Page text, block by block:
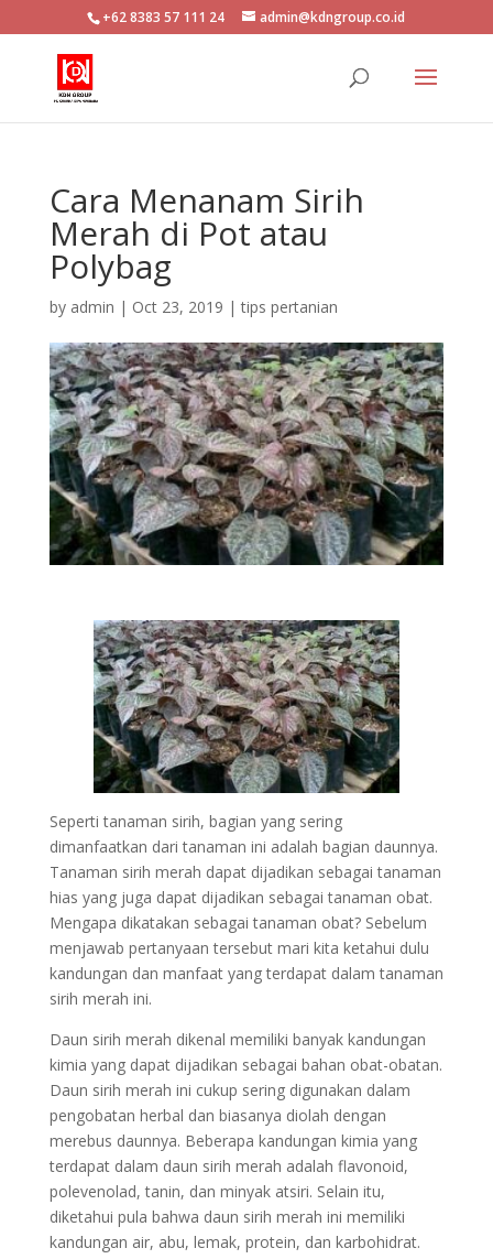
+62 8383 57 111 24 admin@kdngroup.co.id
Cara Menanam Sirih
Merah di Pot atau
Polybag
by admin | Oct 23, 2019 |tips pertanian
Seperti tanaman sirih, bagian yang sering
dimanfaatkan dari tanaman ini adalah bagian daunnya.
Tanaman sirih merah dapat dijadikan sebagai tanaman
hias yang juga dapat dijadikan sebagai tanaman obat.
Mengapa dikatakan sebagai tanaman obat? Sebelum
menjawab pertanyaan tersebut mari kita ketahui dulu
kandungan dan manfaat yang terdapat dalam tanaman
sirih merah ini.
Daun sirih merah dikenal memiliki banyak kandungan
kimia yang dapat dijadikan sebagai bahan obat-obatan.
Daun sirih merah ini cukup sering digunakan dalam
pengobatan herbal dan biasanya diolah dengan
merebus daunnya. Beberapa kandungan kimia yang
terdapat dalam daun sirih merah adalah flavonoid,
polevenolad, tanin, dan minyak atsiri. Selain itu,
diketahui pula bahwa daun sirih merah ini memiliki
kandungan air, abu, lemak, protein, dan karbohidrat.